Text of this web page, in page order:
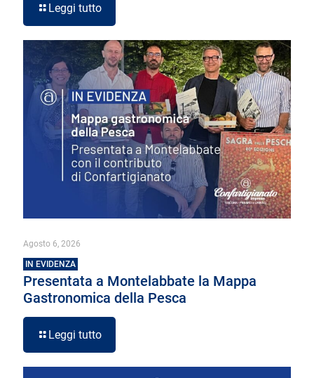
Leggi tutto
Agosto 6, 2026
IN EVIDENZA
Presentata a Montelabbate la Mappa
Gastronomica della Pesca
Leggi tutto